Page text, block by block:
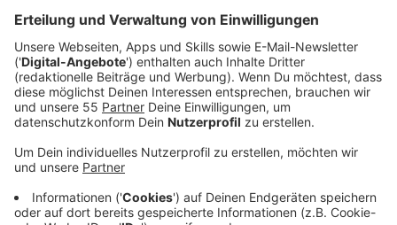
Am Samstag, 12. März, findet um 16 Uhr das nächste
Kindertheater im Reeser Bürgerhaus statt. An diesem
Tag wird das Stück „MAXX Wolke – Traumreparaturen
aller Art“ vom Theater Don Kidschote aus Münster
aufgeführt. Das Stück ist geeignet für Zuschauer ab
vier Jahren und dauert rund 50 Minuten.
Der Eintritt beträgt drei Euro für Kinder und vier Euro